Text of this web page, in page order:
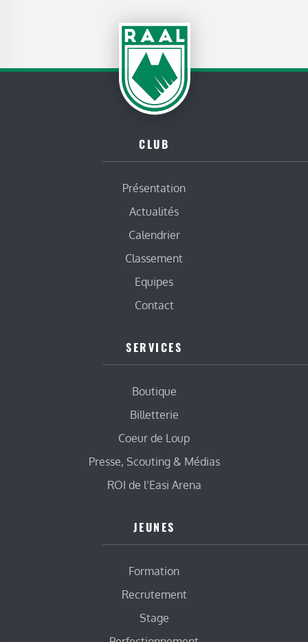
CLUB
Présentation
Actualités
Calendrier
Classement
Equipes
Contact
SERVICES
Boutique
Billetterie
Coeur de Loup
Presse, Scouting & Médias
ROI de l’Easi Arena
JEUNES
Formation
Recrutement
Stage